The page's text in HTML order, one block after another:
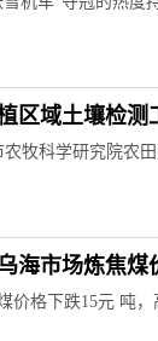
区域土壤检测
农牧科学研究院农
海市场炼焦煤
价格下跌15元 吨